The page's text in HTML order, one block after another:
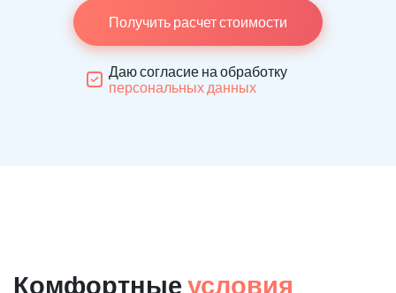
Получить расчет стоимости
Даю согласие на обработку
персональных данных
Комфортные условия